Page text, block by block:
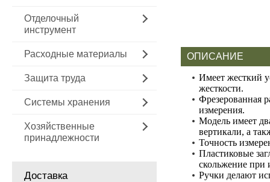
Отделочный
инструмент
Расходные материалы
Защита труда
Системы хранения
Хозяйственные
принадлежности
Доставка
ОПИСАНИЕ
Имеет жесткий
жесткости.
Фрезерованная
измерения.
Модель имеет
вертикали, а
Точность
Пластиковые
скольжение при
Ручки делают